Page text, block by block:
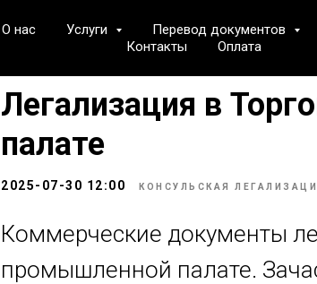
О нас Услуги Перевод документов
Контакты
Оплата
Легализация в
палате
2025-07-30 12:00 КОНСУЛЬСКАЯ
Коммерческие документы
промышленной палате.